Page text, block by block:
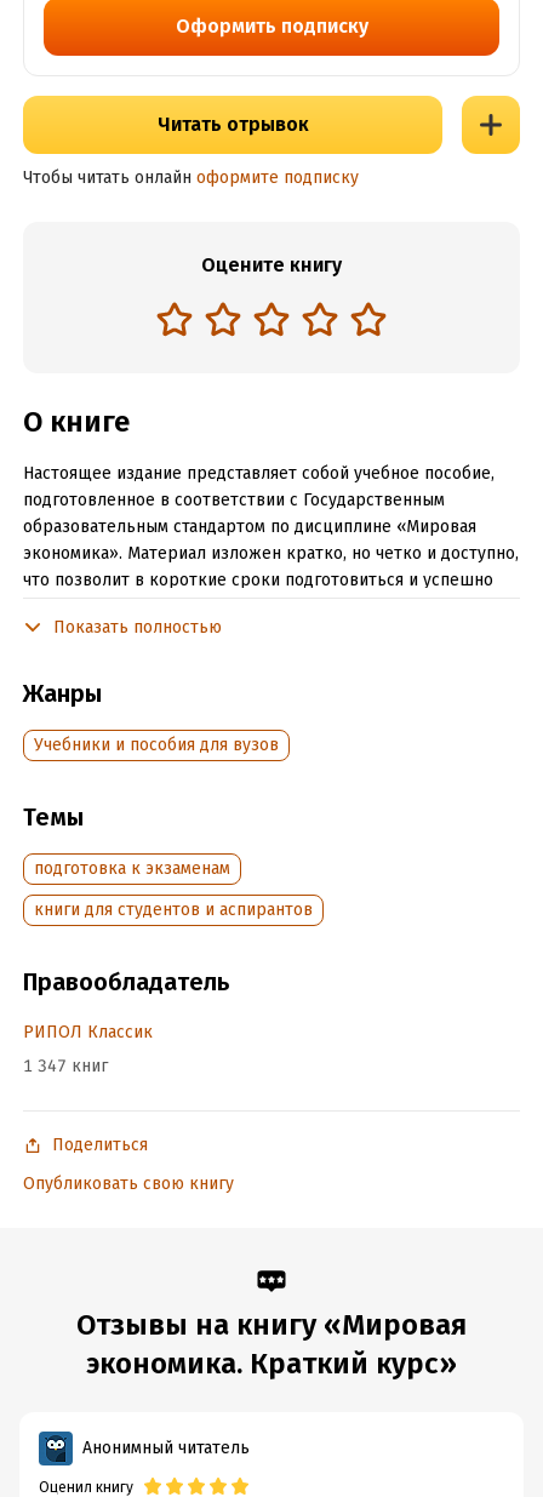
Оформить подписку
Читать отрывок
Чтобы читать онлайн оформите подписку
Оцените книгу
О книге
Настоящее издание представляет собой учебное пособие,
подготовленное в соответствии с Государственным
образовательным стандартом по дисциплине «Мировая
экономика». Материал изложен кратко, но четко и доступно,
что позволит в короткие сроки подготовиться и успешно
Подробная информация
Объем:
Год издания:2020
Дата поступления:18 октября 2024
ISBN (EAN): 9785409002947
Показать полностью
Жанры
Учебники и пособия для вузов
Темы
подготовка к экзаменам
книги для студентов и аспирантов
Правообладатель
РИПОЛ Классик
1 347 книг
Поделиться
Опубликовать свою книгу
Отзывы на книгу «Мировая
экономика. Краткий курс»
Анонимный читатель
Оценил книгу